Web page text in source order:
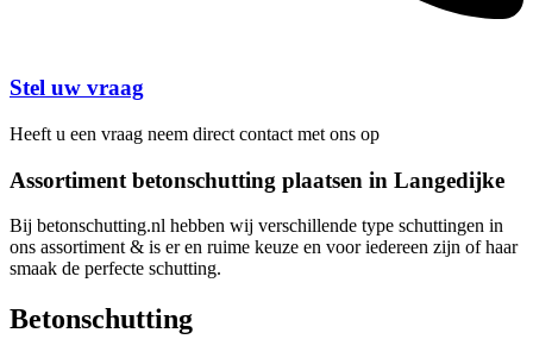
Stel uw vraag
Heeft u een vraag neem direct contact met ons op
Assortiment betonschutting plaatsen in Langedijke
Bij betonschutting.nl hebben wij verschillende type schuttingen in
ons assortiment & is er en ruime keuze en voor iedereen zijn of haar
smaak de perfecte schutting.
Betonschutting